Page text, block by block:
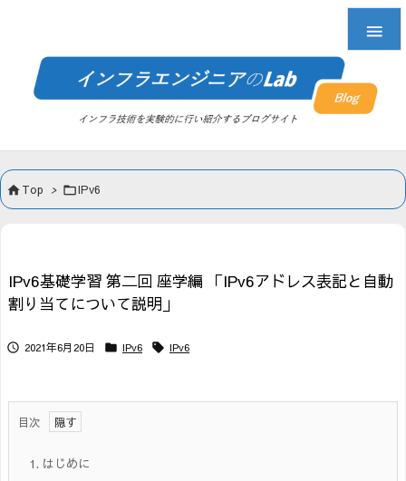

Top > IPv6
IPv6基礎学習 第二回 座学編 「IPv6アドレス表記と自動
割り当てについて説明」
 2021年6月20日  IPv6  IPv6
目次
1. はじめに